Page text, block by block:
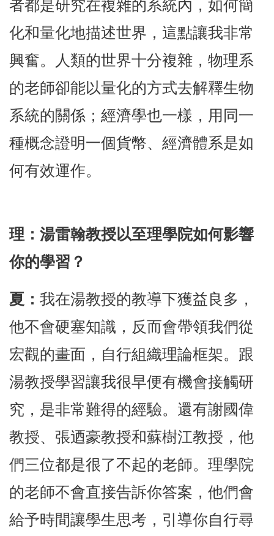
者都是研究在複雜的系統內，如何簡
化和量化地描述世界，這點讓我非常
興奮。人類的世界十分複雜，物理系
的老師卻能以量化的方式去解釋生物
系統的關係；經濟學也一樣，用同一
種概念證明一個貨幣、經濟體系是如
何有效運作。
理：湯雷翰教授以至理學院如何影響
你的學習？
夏： 我在湯教授的教導下獲益良多，
他不會硬塞知識，反而會帶領我們從
宏觀的畫面，自行組織理論框架。跟
湯教授學習讓我很早便有機會接觸研
究，是非常難得的經驗。還有謝國偉
教授、張迺豪教授和蘇樹江教授，他
們三位都是很了不起的老師。理學院
的老師不會直接告訴你答案，他們會
給予時間讓學生思考，引導你自行尋